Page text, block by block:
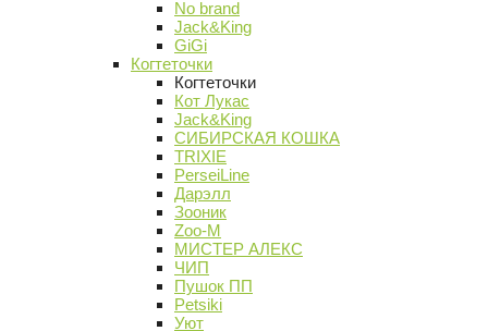
No brand
Jack&King
GiGi
Когтеточки
Когтеточки
Кот Лукас
Jack&King
СИБИРСКАЯ КОШКА
TRIXIE
PerseiLine
Дарэлл
Зооник
Zoo-M
МИСТЕР АЛЕКС
ЧИП
Пушок ПП
Petsiki
Уют